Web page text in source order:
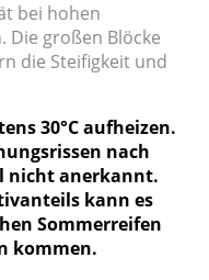
bei hohen
Die großen Blöcke
die Steifigkeit und
30°C aufheizen.
nach
nicht anerkannt.
kann es
Sommerreifen
kommen.